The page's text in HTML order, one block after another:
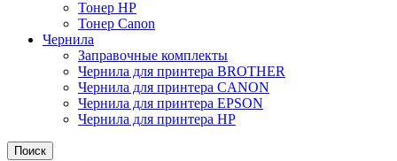
Тонер НР
Тонер Саnon
Чернила
Заправочные комплекты
Чернила для принтера BROTHER
Чернила для принтера CANON
Чернила для принтера EPSON
Чернила для принтера HP
Поиск